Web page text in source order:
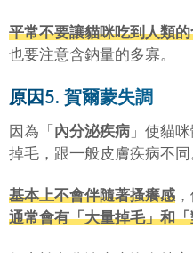
平常不要讓貓咪吃到人類
也要注意含鈉量的多寡。
原因5. 賀爾蒙失調
因為「 內分泌疾病 」使貓
掉毛，跟一般皮膚疾病不同
基本上不會伴隨著搔癢感
通常會有「大量掉毛」和「